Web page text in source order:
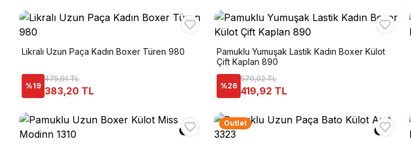
Likralı Uzun Paça Kadın Boxer Türen 980
%19
475,91 TL
383,20 TL
Pamuklu Yumuşak Lastik Kadın Boxer Külot
Çift Kaplan 890
%26
570,02 TL
419,92 TL
Outlet